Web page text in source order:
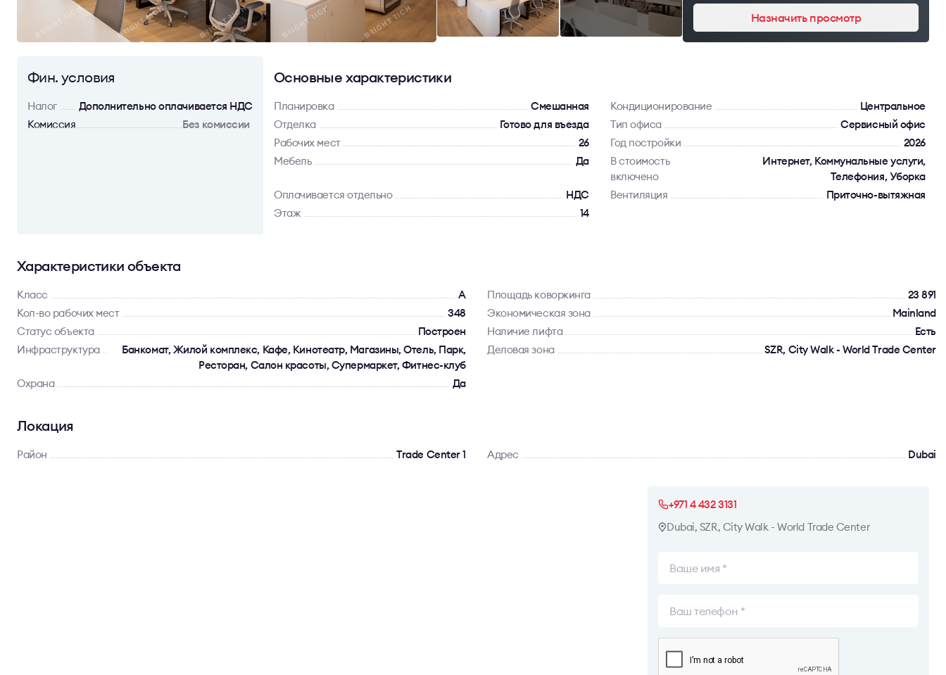
Назначить просмотр
Фин. условия
Налог
Дополнительно оплачивается НДС
Комиссия
Без комиссии
Основные характеристики
Планировка Смешанная Кондиционирование
Центральное
Отделка
Готово для въезда Тип офиса
Сервисный офис
Рабочих мест
26 Год постройки
2026
Мебель
Да
В стоимость
включено
Интернет, Коммунальные услуги,
Телефония, Уборка
Оплачивается отдельно
НДС Вентиляция
Приточно-вытяжная
Этаж
14
Характеристики объекта
Класс A Площадь коворкинга
23 891
Кол-во рабочих мест
348 Экономическая зона
Mainland
Статус объекта
Построен Наличие лифта
Есть
Инфраструктура
Банкомат, Жилой комплекс, Кафе, Кинотеатр, Магазины, Отель, Парк,
Ресторан, Салон красоты, Супермаркет, Фитнес-клуб
Деловая зона SZR, City Walk - World Trade Center
Охрана Да
Локация
Район Trade Center 1 Адрес Dubai
+971 4 432 3131
Dubai, SZR, City Walk - World Trade Center